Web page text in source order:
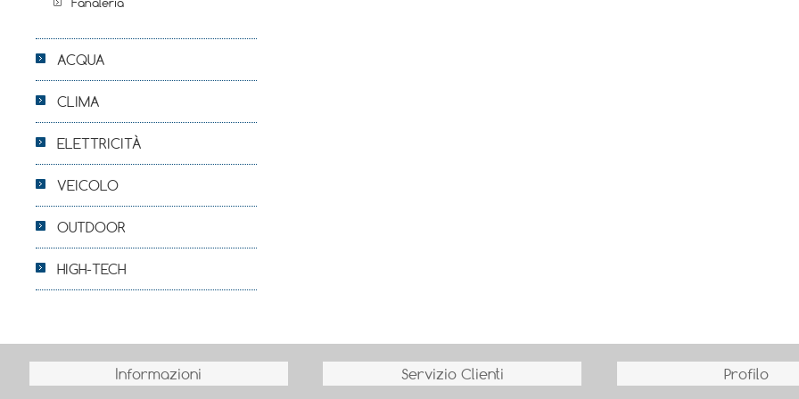
ACQUA
CLIMA
ELETTRICITÀ
VEICOLO
OUTDOOR
HIGH-TECH
Informazioni Servizio Clienti Profilo